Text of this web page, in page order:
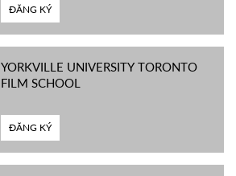
ĐĂNG KÝ
YORKVILLE UNIVERSITY TORONTO
FILM SCHOOL
ĐĂNG KÝ